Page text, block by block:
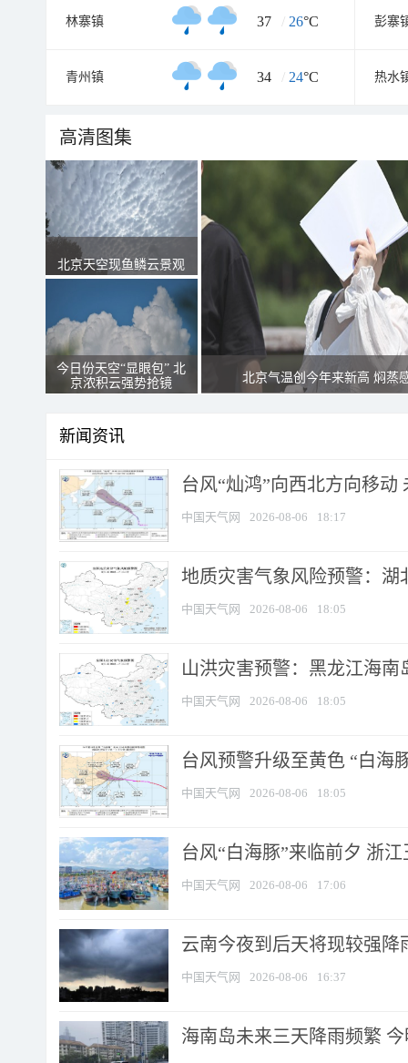
林寨镇 37 / 26°C 彭寨
青州镇 34 / 24°C 热水
高清图集
北京天空现鱼鳞云景观
今日份天空“显眼包” 北
京浓积云强势抢镜
北京气温创今年来新高 焖蒸
新闻资讯
台风“灿鸿”向西北方向移动
中国天气网 2026-08-06 18:17
地质灾害气象风险预警：湖
中国天气网 2026-08-06 18:05
山洪灾害预警：黑龙江海
中国天气网 2026-08-06 18:05
台风预警升级至黄色 “白海
中国天气网 2026-08-06 18:05
台风“白海豚”来临前夕 浙
中国天气网 2026-08-06 17:06
云南今夜到后天将现较强降
中国天气网 2026-08-06 16:37
海南岛未来三天降雨频繁